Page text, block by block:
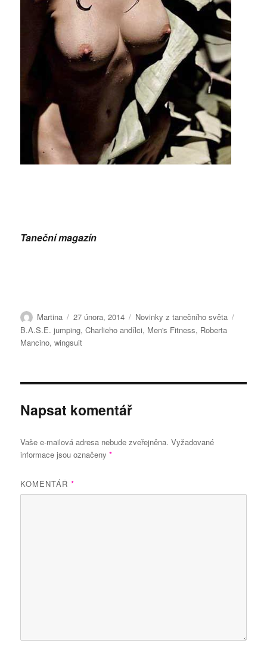
Taneční magazín
Autor:
Martina Publikováno:
27 února, 2014 Rubriky:
Novinky z tanečního světa
B.A.S.E. jumping,Charlieho andílci, Men's Fitness, Roberta
Mancino,wingsuit
Napsat komentář
Vaše e-mailová adresa nebude zveřejněna. Vyžadované
informace jsou označeny*
KOMENTÁŘ*